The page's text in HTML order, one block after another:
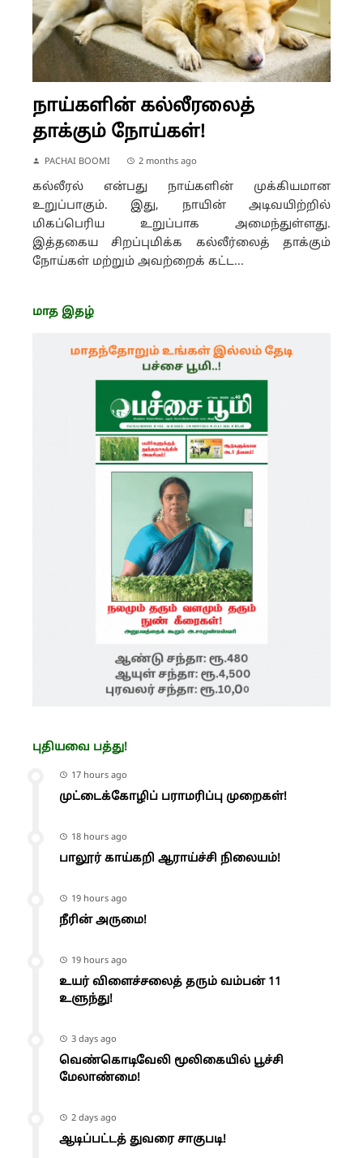
நாய்களின் கல்லீரலைத்
தாக்கும் நோய்கள்!
PACHAI BOOMI 2 months ago
கல்லீரல் என்பது நாய்களின் முக்கியமான
உறுப்பாகும். இது, நாயின் அடிவயிற்றில்
மிகப்பெரிய உறுப்பாக அமைந்துள்ளது.
இத்தகைய சிறப்புமிக்க கல்லீர்லைத் தாக்கும்
நோய்கள் மற்றும் அவற்றைக் கட்ட...
மாத இதழ்
புதியவை பத்து!
17 hours ago
முட்டைக்கோழிப் பராமரிப்பு முறைகள்!
18 hours ago
பாலூர் காய்கறி ஆராய்ச்சி நிலையம்!
19 hours ago
நீரின் அருமை!
19 hours ago
உயர் விளைச்சலைத் தரும் வம்பன் 11
உளுந்து!
3 days ago
வெண்கொடிவேலி மூலிகையில் பூச்சி
மேலாண்மை!
2 days ago
ஆடிப்பட்டத் துவரை சாகுபடி!